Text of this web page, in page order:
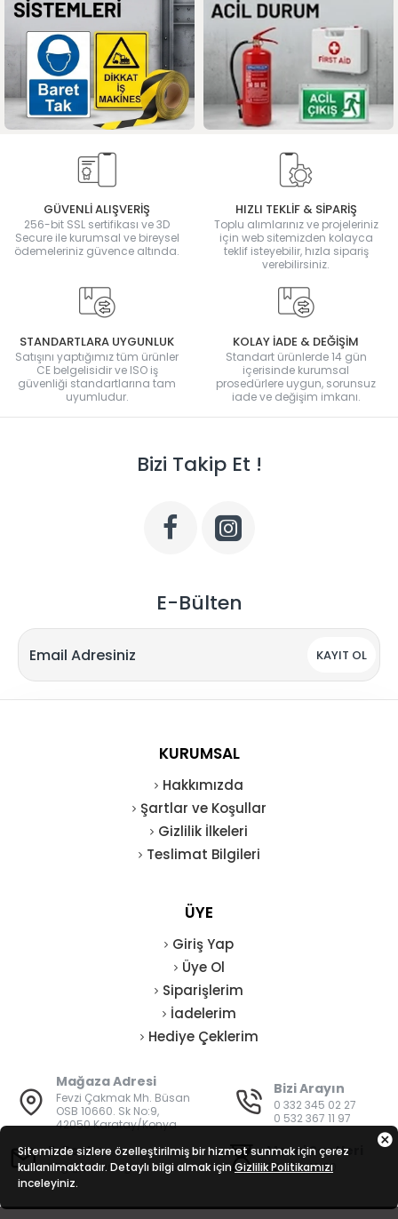
GÜVENLİ ALIŞVERİŞ
256-bit SSL sertifikası ve 3D
Secure ile kurumsal ve bireysel
ödemeleriniz güvence altında.
HIZLI TEKLİF & SİPARİŞ
Toplu alımlarınız ve projeleriniz
için web sitemizden kolayca
teklif isteyebilir, hızla sipariş
verebilirsiniz.
STANDARTLARA UYGUNLUK
Satışını yaptığımız tüm ürünler
CE belgelisidir ve ISO iş
güvenliği standartlarına tam
uyumludur.
KOLAY İADE & DEĞİŞİM
Standart ürünlerde 14 gün
içerisinde kurumsal
prosedürlere uygun, sorunsuz
iade ve değişim imkanı.
Bizi Takip Et !
E-Bülten
KAYIT OL
KURUMSAL
Hakkımızda
Şartlar ve Koşullar
Gizlilik İlkeleri
Teslimat Bilgileri
ÜYE
Giriş Yap
Üye Ol
Siparişlerim
İadelerim
Hediye Çeklerim
Mağaza Adresi
Fevzi Çakmak Mh. Büsan
OSB 10660. Sk No:9,
42050 Karatay/Konya
Bizi Arayın
0 332 345 02 27
0 532 367 11 97
E-Posta
bilgi@vatanisguvenligi.com
Mesai Saatleri
08:00 - 19:00
Sitemizde sizlere özelleştirilmiş bir hizmet sunmak için çerez
kullanılmaktadır. Detaylı bilgi almak için Gizlilik Politikamızı
inceleyiniz.